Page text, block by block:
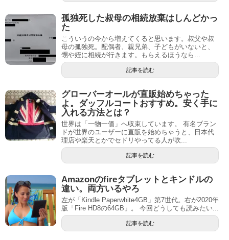
孤独死した叔母の相続放棄はしんどかっ
た
こういうの今から増えてくると思います。叔父や叔
母の孤独死。配偶者、親兄弟、子どもがいないと、
甥や姪に相続が行きます。もらえるほうなら...
記事を読む
グローバーオールが直販始めちゃった
よ。ダッフルコートおすすめ。安く手に
入れる方法とは？
世界は「一物一価」へ収束しています。 有名ブラン
ドが世界のユーザーに直販を始めちゃうと、日本代
理店や楽天とかでセドリやってる人が吹...
記事を読む
Amazonのfireタブレットとキンドルの
違い。両方いるやろ
左が「Kindle Paperwhite4GB」第7世代。右が2020年
版「Fire HD8の64GB」。 今回どうしても読みたい...
記事を読む